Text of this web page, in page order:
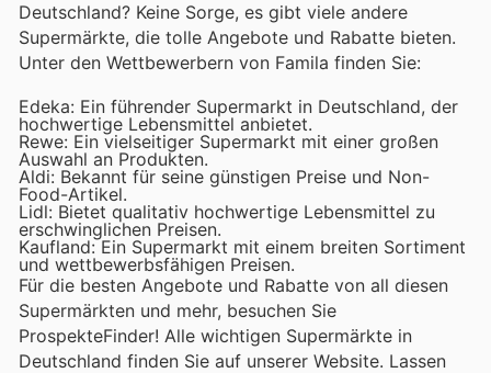
Deutschland? Keine Sorge, es gibt viele andere
Supermärkte, die tolle Angebote und Rabatte bieten.
Unter den Wettbewerbern von Famila finden Sie:
Edeka: Ein führender Supermarkt in Deutschland, der
hochwertige Lebensmittel anbietet.
Rewe: Ein vielseitiger Supermarkt mit einer großen
Auswahl an Produkten.
Aldi: Bekannt für seine günstigen Preise und Non-
Food-Artikel.
Lidl: Bietet qualitativ hochwertige Lebensmittel zu
erschwinglichen Preisen.
Kaufland: Ein Supermarkt mit einem breiten Sortiment
und wettbewerbsfähigen Preisen.
Für die besten Angebote und Rabatte von all diesen
Supermärkten und mehr, besuchen Sie
ProspekteFinder! Alle wichtigen Supermärkte in
Deutschland finden Sie auf unserer Website. Lassen